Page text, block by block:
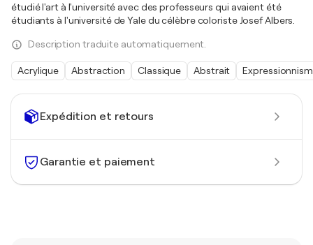
Expédition et retours
Garantie et paiement
étudié l'art à l'université avec des professeurs qui avaient été
étudiants à l'université de Yale du célèbre coloriste Josef Albers.
Description traduite automatiquement.
Acrylique Abstraction Classique Abstrait